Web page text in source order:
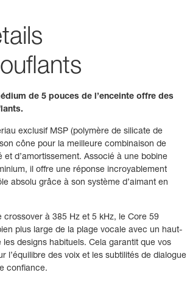
de 5 pouces de l’enceinte offre des
exclusif MSP (polymère de silicate de
cône pour la meilleure combinaison de
et d’amortissement. Associé à une bobine
il offre une réponse incroyablement
absolu grâce à son système d’aimant en
crossover à 385 Hz et 5 kHz, le Core 59
plus large de la plage vocale avec un haut-
les designs habituels. Cela garantit que vos
l’équilibre des voix et les subtilités de dialogue
confiance.